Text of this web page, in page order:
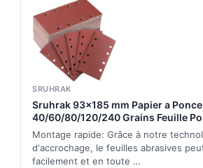
SRUHRAK
Sruhrak 93x185 mm Papier a Ponce
40/60/80/120/240 Grains Feuille
Montage rapide: Grâce à notre
d'accrochage, le feuilles abrasives
facilement et en toute …